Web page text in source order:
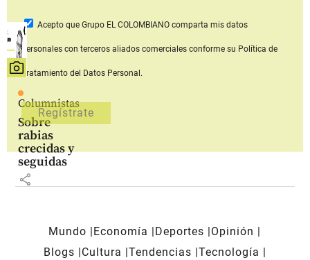
Columnistas
Sobre
rabias
crecidas y
seguidas
share
Acepto que Grupo EL COLOMBIANOcomparta mis datos
personales con terceros aliados comerciales conforme su Política de
Tratamiento del Datos Personal.
Mundo Economía Deportes
Opinión
Blogs
Cultura Tendencias Tecnología